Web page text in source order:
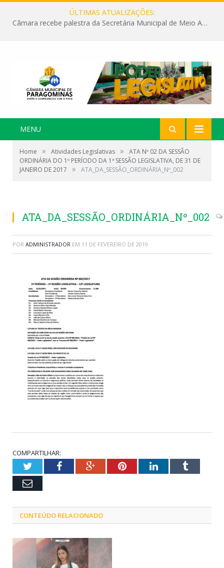
ÚLTIMAS ATUALIZAÇÕES:
Câmara recebe palestra da Secretária Municipal de Meio Ambiente sobre as ações da “SEMANA DO MEIO AMBIENTE”
MENU
Home » Atividades Legislativas »
ATA Nº 02 DA SESSÃO
ORDINÁRIA DO 1º PERÍODO DA 1ª SESSÃO LEGISLATIVA, DE 31 DE
JANEIRO DE 2017
» ATA_DA_SESSÃO_ORDINÁRIA_Nº_002
ATA_DA_SESSÃO_ORDINÁRIA_Nº_002
POR ADMINISTRADOR EM 11 DE FEVEREIRO DE 2019
COMPARTILHAR:
TwitterFacebookGoogle+PinterestLinkedInTumblr
Email
CONTEÚDO RELACIONADO